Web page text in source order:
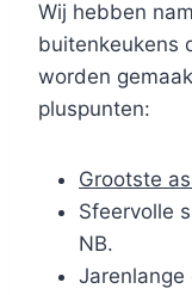
Wij hebben
buitenkeukens
worden
pluspunten:
Grootste
Sfeervolle
NB.
Jarenlange